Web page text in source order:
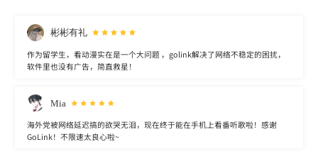
彬彬有礼
作为留学生，看动漫实在是一个大问题 ，golink解决了网络不稳定的困扰，
软件里也没有广告，简直救星！
Mia
海外党被网络延迟搞的欲哭无泪，现在终于能在手机上看番听歌啦！感谢
GoLink！不限速太良心啦~